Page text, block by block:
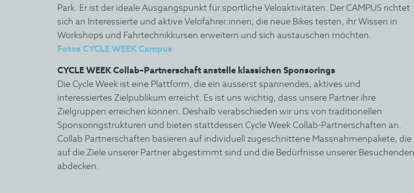
Park. Er ist der ideale Ausgangspunkt für sportliche Veloaktivitäten. Der CAMPUS richtet
sich an Interessierte und aktive Velofahrer:innen, die neue Bikes testen, ihr Wissen in
Workshops und Fahrtechnikkursen erweitern und sich austauschen möchten.
Fotos CYCLE WEEK Campus
CYCLE WEEK Collab–Partnerschaft anstelle klassichen Sponsorings
Die Cycle Week ist eine Plattform, die ein äusserst spannendes, aktives und
interessiertes Zielpublikum erreicht. Es ist uns wichtig, dass unsere Partner ihre
Zielgruppen erreichen können. Deshalb verabschieden wir uns von traditionellen
Sponsoringstrukturen und bieten stattdessen Cycle Week Collab-Partnerschaften an.
Collab Partnerschaften basieren auf individuell zugeschnittene Massnahmenpakete, die
auf die Ziele unserer Partner abgestimmt sind und die Bedürfnisse unserer Besuchenden
abdecken.